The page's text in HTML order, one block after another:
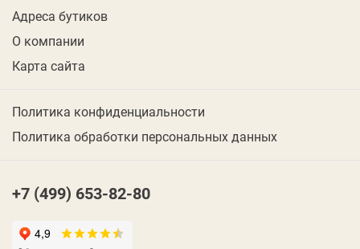
Адреса бутиков
О компании
Карта сайта
Политика конфиденциальности
Политика обработки персональных данных
+7 (499) 653-82-80